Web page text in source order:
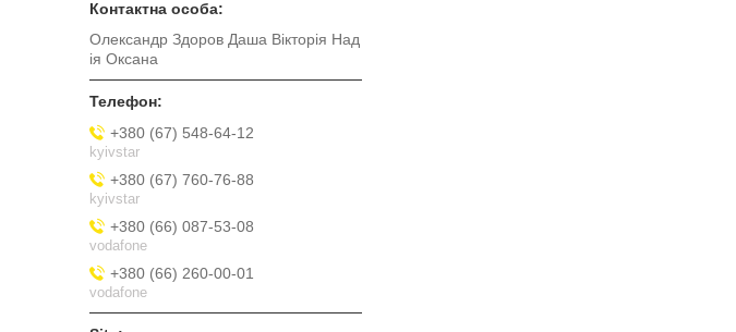
Олександр Здоров Даша Вікторія Над
ія Оксана
+380 (67) 548-64-12
kyivstar
+380 (67) 760-76-88
kyivstar
+380 (66) 087-53-08
vodafone
+380 (66) 260-00-01
vodafone